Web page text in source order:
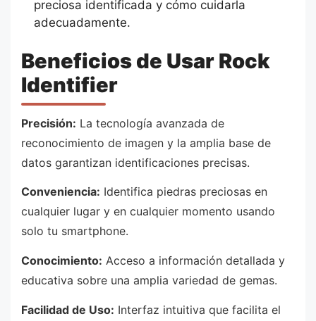
preciosa identificada y cómo cuidarla
adecuadamente.
Beneficios de Usar Rock
Identifier
Precisión: La tecnología avanzada de
reconocimiento de imagen y la amplia base de
datos garantizan identificaciones precisas.
Conveniencia: Identifica piedras preciosas en
cualquier lugar y en cualquier momento usando
solo tu smartphone.
Conocimiento: Acceso a información detallada y
educativa sobre una amplia variedad de gemas.
Facilidad de Uso: Interfaz intuitiva que facilita el